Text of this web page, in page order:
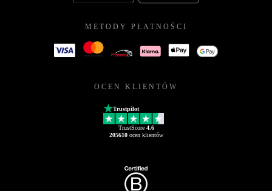
METODY PŁATNOŚCI
OCEN KLIENTÓW
Trustpilot
TrustScore 4.6
205610ocen klientów